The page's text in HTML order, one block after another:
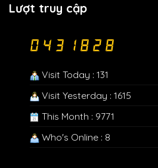
Lượt truy cập
Visit Today : 131
Visit Yesterday : 1615
This Month : 9771
Who's Online : 8